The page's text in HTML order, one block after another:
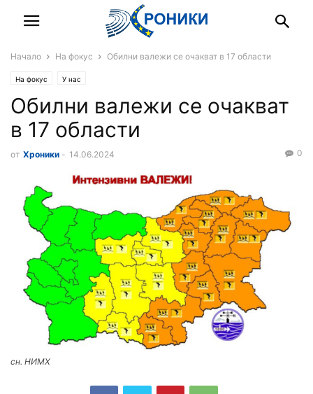
Начало На фокус Обилни валежи се очакват в 17 области
На фокус У нас
Обилни валежи се очакват
в 17 области
от Хроники - 14.06.2024 0
сн. НИМХ